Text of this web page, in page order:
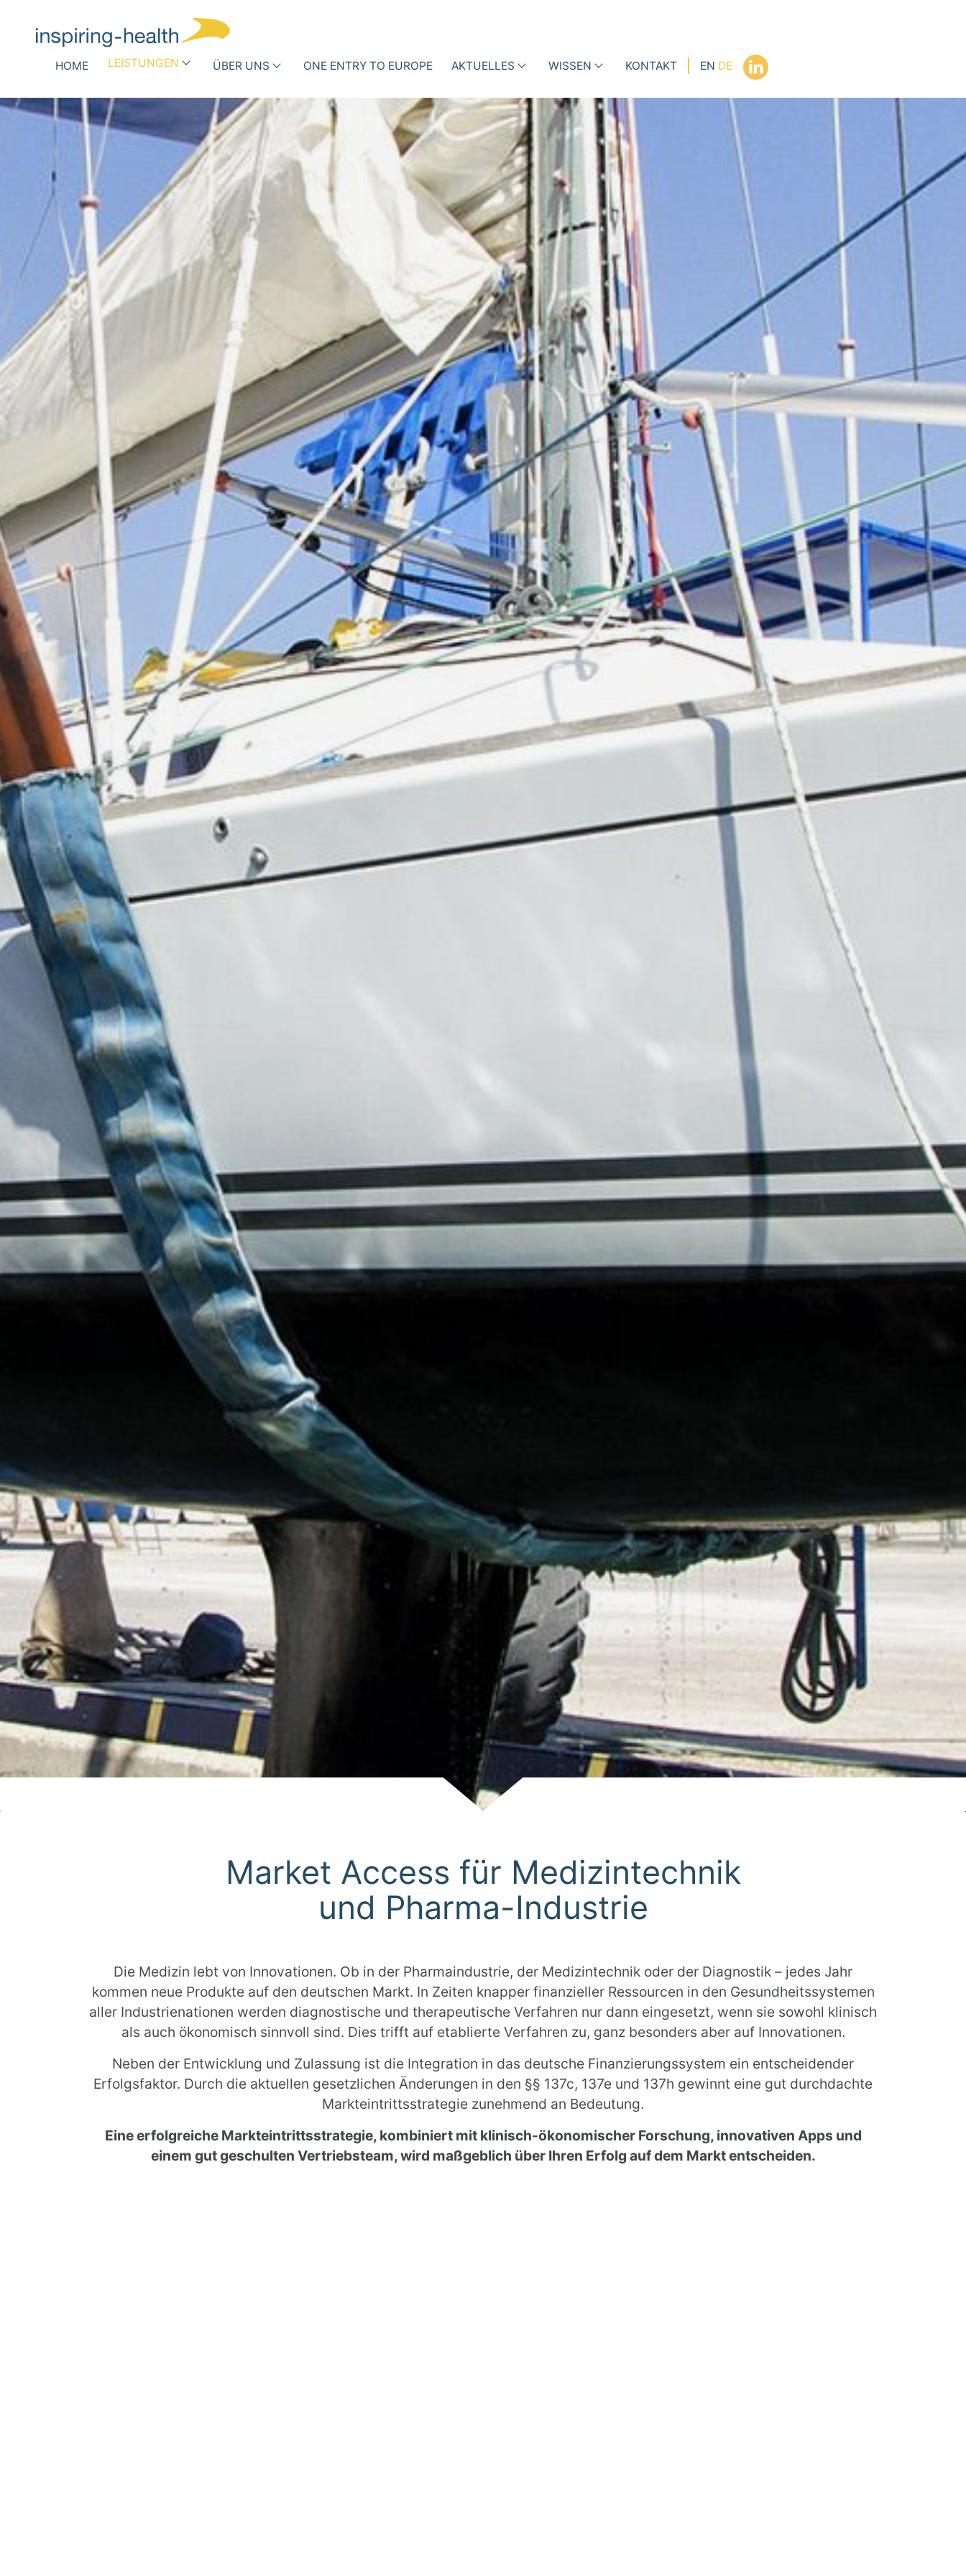
Navigation überspringen
HOME LEISTUNGEN
Medizinische Fachgesellschaft
DRG-Optimierung
Andere Vergütungsformen
Krankenhaus
Infektionsmanagement mit
Routinedaten
Antibiotic Stewardship (ABS)
Business Cases
ÜBER UNS
Wer
wir
sind
Team
Success
Stories
Karriere
ONE ENTRY TO EUROPE AKTUELLES
Events
Blog
Newsletter
WISSEN
Vorträge
Fachartikel
Bücher
Podcasts
i-h
Academy
Glossar
KONTAKT EN DE
Market Access für Medizintechnik
und Pharma-Industrie
Die Medizin lebt von Innovationen. Ob in der Pharmaindustrie, der Medizintechnik oder der Diagnostik – jedes Jahr
kommen neue Produkte auf den deutschen Markt. In Zeiten knapper finanzieller Ressourcen in den Gesundheitssystemen
aller Industrienationen werden diagnostische und therapeutische Verfahren nur dann eingesetzt, wenn sie sowohl klinisch
als auch ökonomisch sinnvoll sind. Dies trifft auf etablierte Verfahren zu, ganz besonders aber auf Innovationen.
Neben der Entwicklung und Zulassung ist die Integration in das deutsche Finanzierungssystem ein entscheidender
Erfolgsfaktor. Durch die aktuellen gesetzlichen Änderungen in den §§ 137c, 137e und 137h gewinnt eine gut durchdachte
Markteintrittsstrategie zunehmend an Bedeutung.
Eine erfolgreiche Markteintrittsstrategie, kombiniert mit klinisch-ökonomischer Forschung, innovativen Apps und
einem gut geschulten Vertriebsteam, wird maßgeblich über Ihren Erfolg auf dem Markt entscheiden.